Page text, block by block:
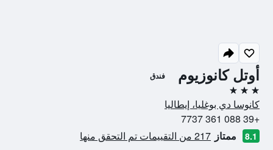
أوتل كانوزيوم فندق
3 نجوم
كانوسا دي بوغليا، إيطاليا
+39 088 361 7737
8.1 ممتاز 217 من التقييمات تم التحقق منها